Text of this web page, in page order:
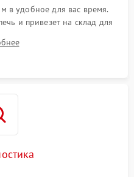
в удобное для вас время.
и привезет на склад для